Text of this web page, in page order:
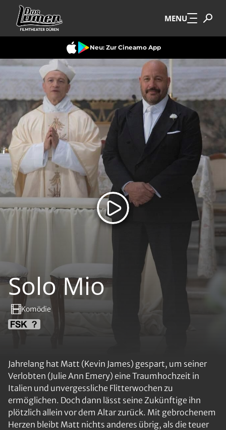
Zum Hauptinhalt springen MENU
Neu: Zur Cineamo App
Solo Mio
Komödie
Jahrelang hat Matt (Kevin James) gespart, um seiner
Verlobten (Julie Ann Emery) eine Traumhochzeit in
Italien und unvergessliche Flitterwochen zu
ermöglichen. Doch dann lässt seine Zukünftige ihn
plötzlich allein vor dem Altar zurück. Mit gebrochenem
Herzen bleibt Matt nichts anderes übrig, als die teuer